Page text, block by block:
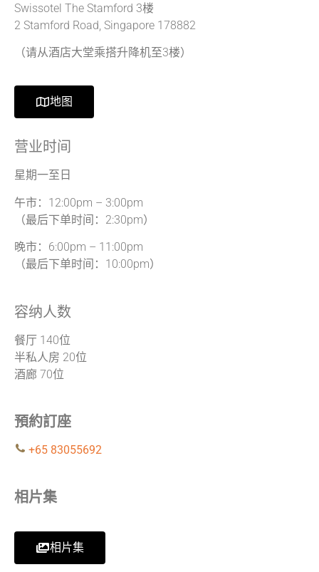
Swissotel The Stamford 3楼
2 Stamford Road, Singapore 178882
（请从酒店大堂乘搭升降机至3楼）
地图
营业时间
星期一至日
午市：12:00pm – 3:00pm
（最后下单时间：2:30pm）
晚市：6:00pm – 11:00pm
（最后下单时间：10:00pm）
容纳人数
餐厅 140位
半私人房 20位
酒廊 70位
預約訂座
+65 83055692
相片集
相片集